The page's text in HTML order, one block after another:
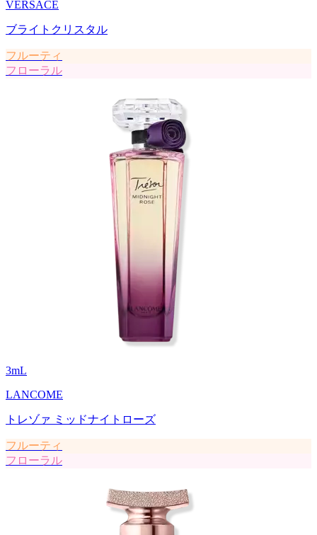
VERSACE
ブライトクリスタル
フルーティ
フローラル
3mL
LANCOME
トレゾァ ミッドナイトローズ
フルーティ
フローラル